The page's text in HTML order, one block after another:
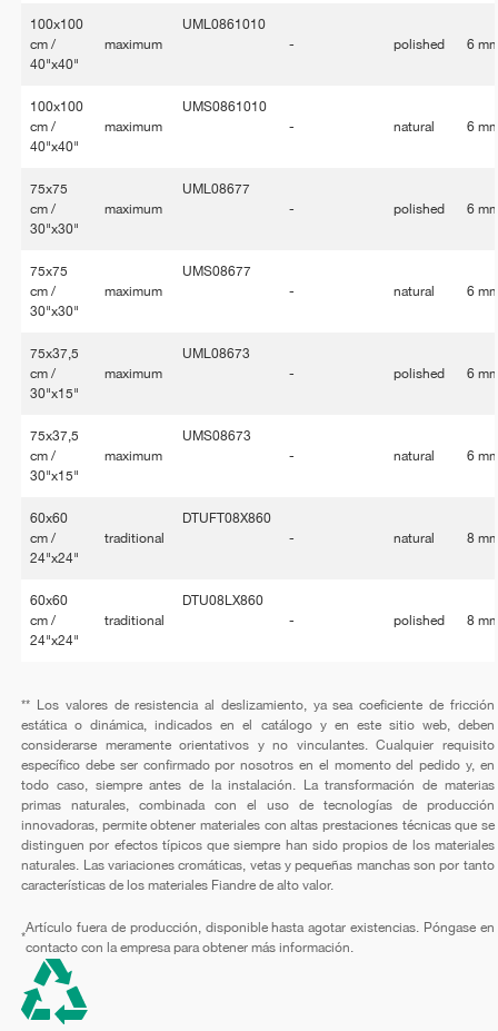
100x100
cm /
40"x40"
maximum
UML0861010
-
polished 6
100x100
cm /
40"x40"
maximum
UMS0861010
-
natural 6
75x75
cm /
30"x30"
maximum
UML08677
-
polished 6
75x75
cm /
30"x30"
maximum
UMS08677
-
natural 6
75x37,5
cm /
30"x15"
maximum
UML08673
-
polished 6
75x37,5
cm /
30"x15"
maximum
UMS08673
-
natural 6
60x60
cm /
24"x24"
traditional
DTUFT08X860
-
natural 8
60x60
cm /
24"x24"
traditional
DTU08LX860
-
polished 8
** Los valores de resistencia al deslizamiento, ya sea coeficiente de fricción
estática o dinámica, indicados en el catálogo y en este sitio web, deben
considerarse meramente orientativos y no vinculantes. Cualquier requisito
específico debe ser confirmado por nosotros en el momento del pedido y, en
todo caso, siempre antes de la instalación. La transformación de materias
primas naturales, combinada con el uso de tecnologías de producción
innovadoras, permite obtener materiales con altas prestaciones técnicas que se
distinguen por efectos típicos que siempre han sido propios de los materiales
naturales. Las variaciones cromáticas, vetas y pequeñas manchas son por tanto
características de los materiales Fiandre de alto valor.
*
Artículo fuera de producción, disponible hasta agotar existencias. Póngase en
contacto con la empresa para obtener más información.